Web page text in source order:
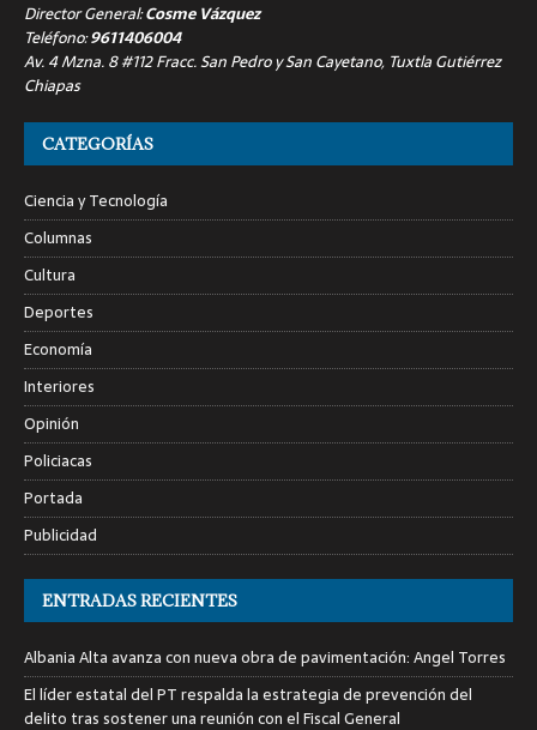
Director General:Cosme Vázquez
Teléfono:9611406004
Av. 4 Mzna. 8 #112 Fracc. San Pedro y San Cayetano, Tuxtla Gutiérrez
Chiapas
CATEGORÍAS
Ciencia y Tecnología
Columnas
Cultura
Deportes
Economía
Interiores
Opinión
Policiacas
Portada
Publicidad
ENTRADAS RECIENTES
Albania Alta avanza con nueva obra de pavimentación: Angel Torres
El líder estatal del PT respalda la estrategia de prevención del
delito tras sostener una reunión con el Fiscal General